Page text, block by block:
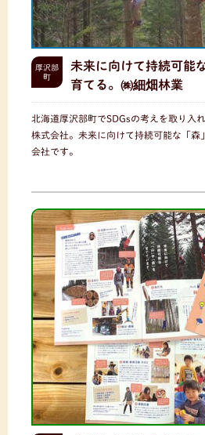
厚沢部
町
未来に向けて持続可能
育てる。㈱細畑林業
北海道厚沢部町でSDGsの考えを取り入
株式会社。未来に向けて持続可能な「森
会社です。